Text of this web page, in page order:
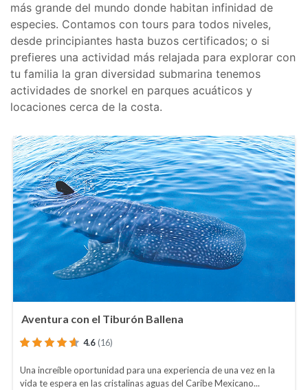
más grande del mundo donde habitan infinidad de
especies. Contamos con tours para todos niveles,
desde principiantes hasta buzos certificados; o si
prefieres una actividad más relajada para explorar con
tu familia la gran diversidad submarina tenemos
actividades de snorkel en parques acuáticos y
locaciones cerca de la costa.
Aventura con el Tiburón Ballena
4.6 (16)
Una increíble oportunidad para una experiencia de una vez en la
vida te espera en las cristalinas aguas del Caribe Mexicano...